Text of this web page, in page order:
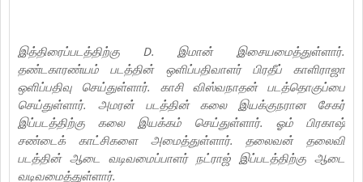
இத்திரைப்படத்திற்கு D. இமான் இசையமைத்துள்ளார்.
தண்டகாரண்யம் படத்தின் ஒளிப்பதிவாளர் பிரதீப் காளிராஜா
ஒளிப்பதிவு செய்துள்ளார். காசி விஸ்வநாதன் படத்தொகுப்பை
செய்துள்ளார். அமரன் படத்தின் கலை இயக்குநரான சேகர்
இப்படத்திற்கு கலை இயக்கம் செய்துள்ளார். ஓம் பிரகாஷ்
சண்டைக் காட்சிகளை அமைத்துள்ளார். தலைவன் தலைவி
படத்தின் ஆடை வடிவமைப்பாளர் நட்ராஜ் இப்படத்திற்கு ஆடை
வடிவமைத்துள்ளார்.